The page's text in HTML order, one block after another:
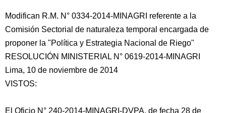
Modifican R.M. N° 0334-2014-MINAGRI referente a la
Comisión Sectorial de naturaleza temporal encargada de
proponer la "Política y Estrategia Nacional de Riego"
RESOLUCIÓN MINISTERIAL N° 0619-2014-MINAGRI
Lima, 10 de noviembre de 2014
VISTOS:
El Oficio N° 240-2014-MINAGRI-DVPA, de fecha 28 de